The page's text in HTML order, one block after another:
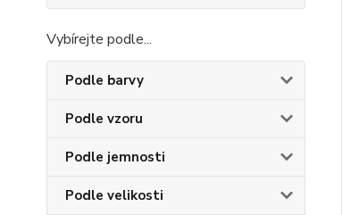
Vybírejte podle...
Podle barvy
Podle vzoru
Podle jemnosti
Podle velikosti